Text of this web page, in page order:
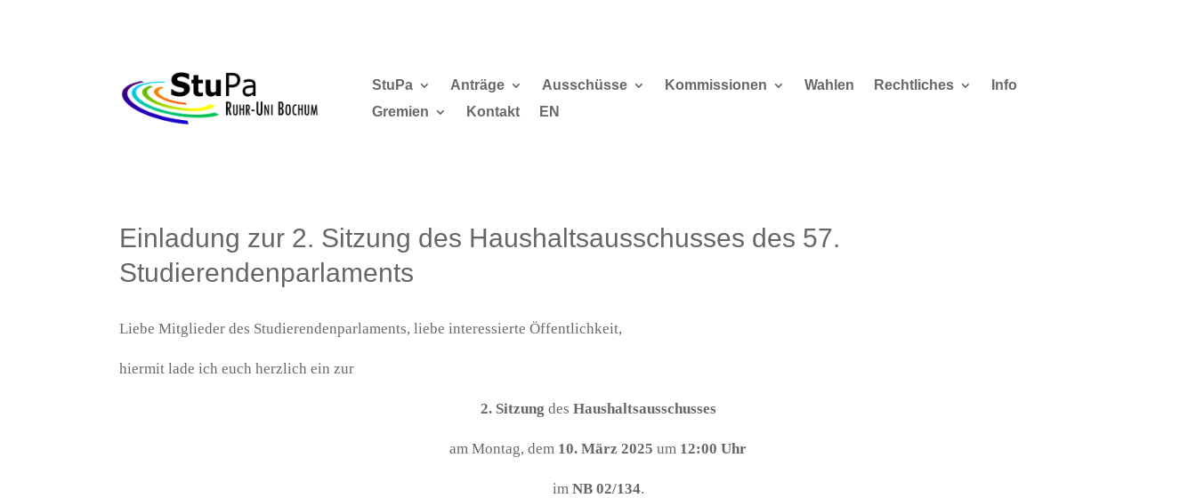
StuPa Anträge Ausschüsse Kommissionen Wahlen Rechtliches
Info
Gremien
Kontakt EN
Einladung zur 2. Sitzung des Haushaltsausschusses des 57.
Studierendenparlaments
Liebe Mitglieder des Studierendenparlaments, liebe interessierte Öffentlichkeit,
hiermit lade ich euch herzlich ein zur
2. Sitzung des Haushaltsausschusses
am Montag, dem 10. März 2025 um 12:00 Uhr
im NB 02/134.